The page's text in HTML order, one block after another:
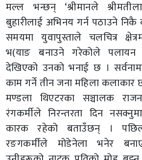
मल्ल भन्छन् ‘श्रीमानले
बुहारीलाई अभिनय गर्न पठाउने
समयमा युवापुस्ताले चलचित्र
भ(याङ बनाउने गरेकोले
देखिएको उनको भनाई छ ।
काम गर्ने तीन जना महिला कलाकार
मण्डला थिएटरका सञ्चालक
रंगकर्मीले निरन्तरता दिन
कारक रहेको बताउँछन् ।
रङगकर्मीले मोडेनेला भनेर